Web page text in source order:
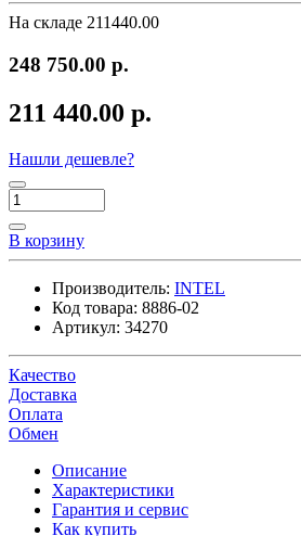
На складе 211440.00
248 750.00 р.
211 440.00 р.
Нашли дешевле?
В корзину
Производитель: INTEL
Код товара: 8886-02
Артикул: 34270
Качество
Доставка
Оплата
Обмен
Описание
Характеристики
Гарантия и сервис
Как купить